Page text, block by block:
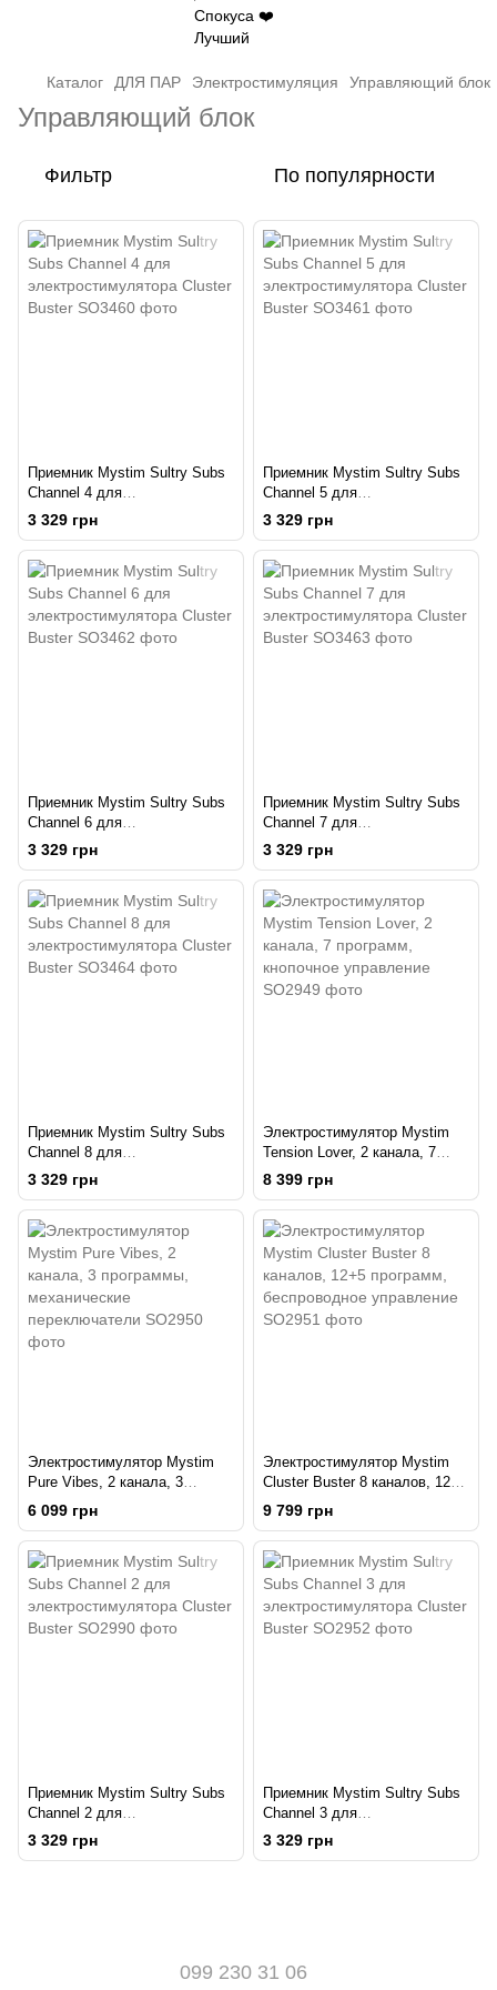
Каталог ДЛЯ ПАР Электростимуляция Управляющий блок
Управляющий блок
Фильтр По популярности
Приемник Mystim Sultry Subs
Channel 4 для
электростимулятора Cluster
3 329 грн
Приемник Mystim Sultry Subs
Channel 5 для
электростимулятора Cluster
3 329 грн
Приемник Mystim Sultry Subs
Channel 6 для
электростимулятора Cluster
3 329 грн
Приемник Mystim Sultry Subs
Channel 7 для
электростимулятора Cluster
3 329 грн
Приемник Mystim Sultry Subs
Channel 8 для
электростимулятора Cluster
3 329 грн
Электростимулятор Mystim
Tension Lover, 2 канала, 7
программ, кнопочное
управление
8 399 грн
Электростимулятор Mystim
Pure Vibes, 2 канала, 3
программы, механические
переключатели
6 099 грн
Электростимулятор Mystim
Cluster Buster 8 каналов, 12+5
программ, беспроводное
управление
9 799 грн
Приемник Mystim Sultry Subs
Channel 2 для
электростимулятора Cluster
3 329 грн
Приемник Mystim Sultry Subs
Channel 3 для
электростимулятора Cluster
3 329 грн
099 230 31 06